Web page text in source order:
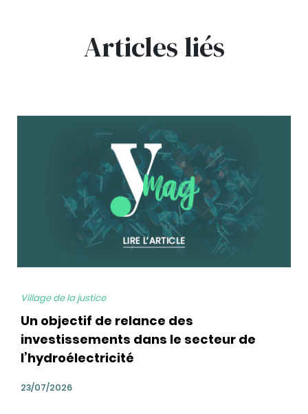
Articles liés
Village de la justice
Un objectif de relance des
investissements dans le secteur de
l’hydroélectricité
23/07/2026